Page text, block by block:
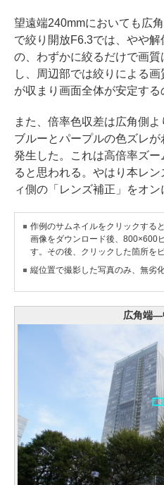
望遠端240mmにおいても広
で絞り開放F6.3では、やや
の、わずかに絞るだけで画
し、周辺部では絞りによる
が収まり画面全体が安定する
また、倍率色収差は広角側
ブルーとパープルの色ズレが
発生した。これは高倍率ズ
ると思われる。やはり本レ
ィ側の「レンズ補正」をオン
作例のサムネイルをクリックする
画像をダウンロード後、800×600
す。その後、クリックした箇所を
縦位置で撮影した写真のみ、無劣
広角端―